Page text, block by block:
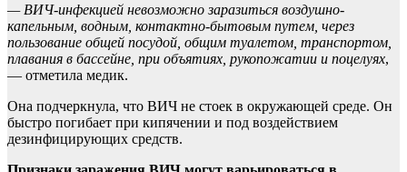
— ВИЧ-инфекцией невозможно заразиться воздушно-
капельным, водным, контактно-бытовым путем, через
пользование общей посудой, общим туалетом, транспортом,
плавания в бассейне, при объятиях, рукопожатии и поцелуях,
— отметила медик.
Она подчеркнула, что ВИЧ не стоек в окружающей среде. Он
быстро погибает при кипячении и под воздействием
дезинфицирующих средств.